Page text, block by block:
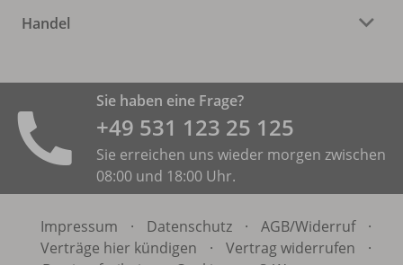
Handel
Sie haben eine Frage?
+49 531 ­123 25 125
Sie erreichen uns wieder morgen zwischen
08:00 und 18:00 Uhr.
Impressum · Datenschutz · AGB/Widerruf
·
Verträge hier kündigen
· Vertrag widerrufen
·